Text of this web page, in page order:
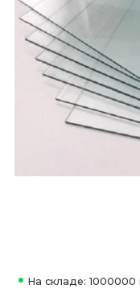
На складе: 1000000